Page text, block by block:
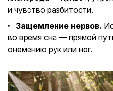
и чувство разбитости.
Защемление нервов.
во время сна — прямой
онемению рук или ног.